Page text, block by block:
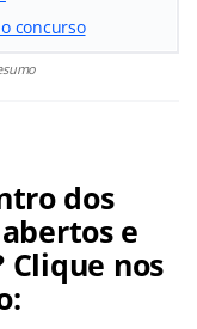
concurso
dos
e
Clique nos